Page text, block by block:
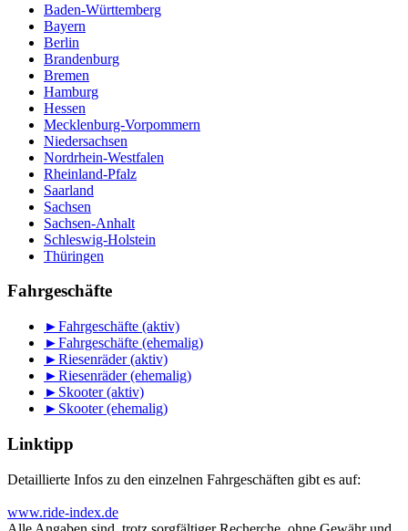
Baden-Württemberg
Bayern
Berlin
Brandenburg
Bremen
Hamburg
Hessen
Mecklenburg-Vorpommern
Niedersachsen
Nordrhein-Westfalen
Rheinland-Pfalz
Saarland
Sachsen
Sachsen-Anhalt
Schleswig-Holstein
Thüringen
Fahrgeschäfte
►Fahrgeschäfte (aktiv)
►Fahrgeschäfte (ehemalig)
►Riesenräder (aktiv)
►Riesenräder (ehemalig)
► Skooter (aktiv)
► Skooter (ehemalig)
Linktipp
Detaillierte Infos zu den einzelnen Fahrgeschäften gibt es auf:
www.ride-index.de